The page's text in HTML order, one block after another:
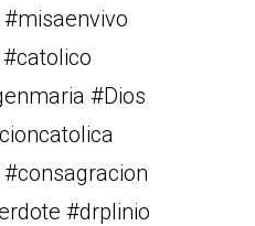
#Dios
#drplinio